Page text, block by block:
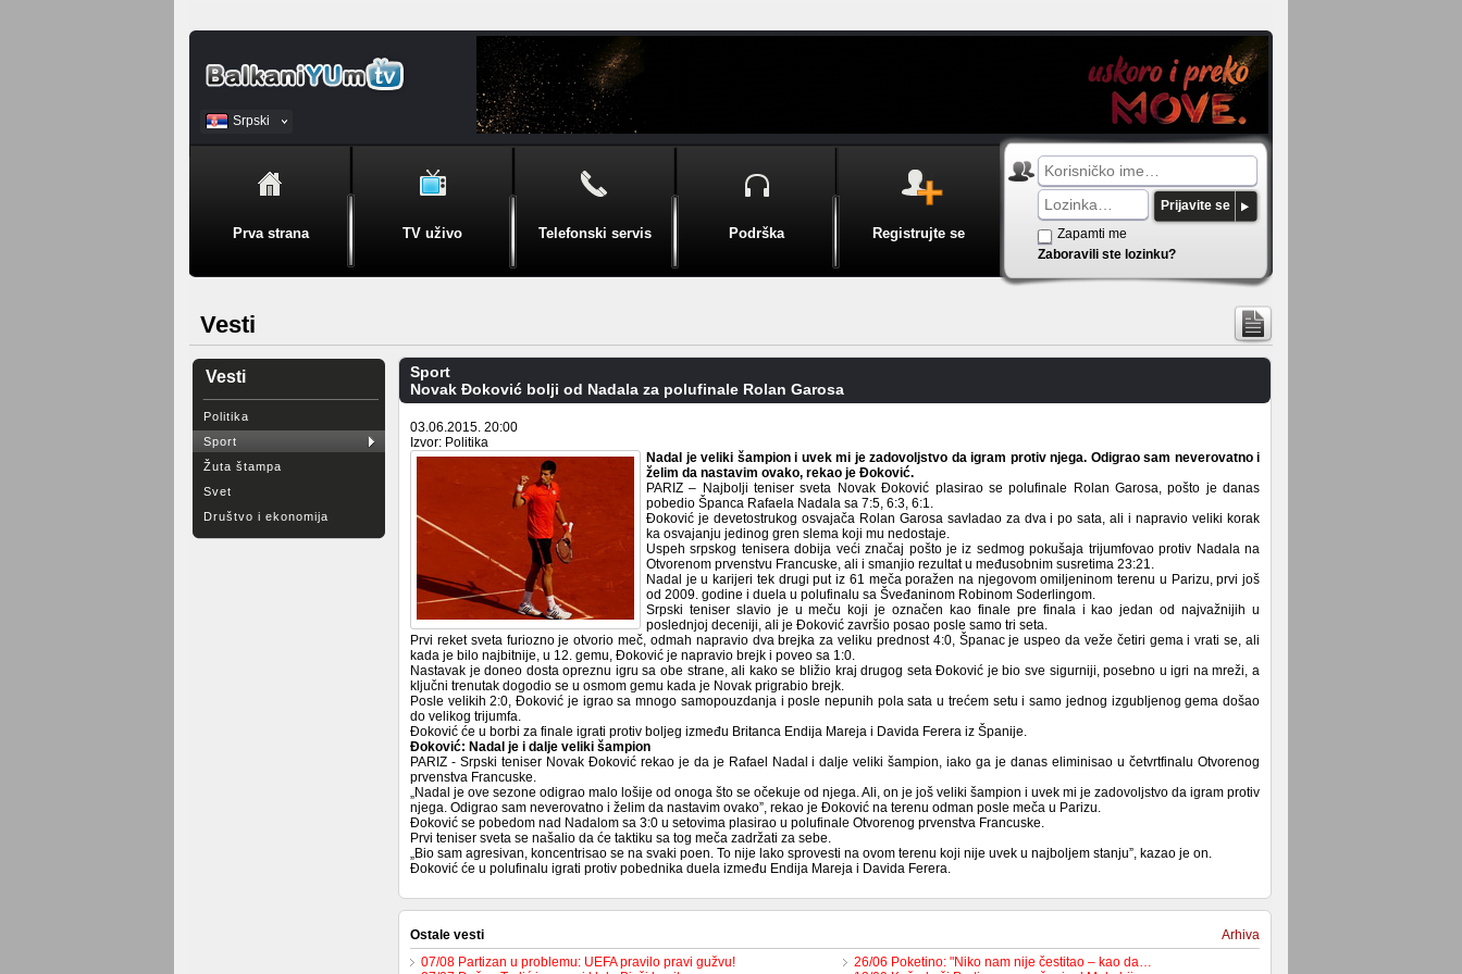
Srpski
BiH
Prva strana TV uživo Telefonski servis Podrška Registrujte se
Prijavite se
Zapamti me
Zaboravili ste lozinku?
Vesti
Vesti
Politika
Sport
Žuta štampa
Svet
Društvo i ekonomija
Sport
Novak Đoković bolji od Nadala za polufinale Rolan Garosa
03.06.2015. 20:00
Izvor: Politika
Nadal je veliki šampion i uvek mi je zadovoljstvo da igram protiv njega. Odigrao sam neverovatno i
želim da nastavim ovako, rekao je Đoković.
PARIZ – Najbolji teniser sveta Novak Đoković plasirao se polufinale Rolan Garosa, pošto je danas
pobedio Španca Rafaela Nadala sa 7:5, 6:3, 6:1.
Đoković je devetostrukog osvajača Rolan Garosa savladao za dva i po sata, ali i napravio veliki korak
ka osvajanju jedinog gren slema koji mu nedostaje.
Uspeh srpskog tenisera dobija veći značaj pošto je iz sedmog pokušaja trijumfovao protiv Nadala na
Otvorenom prvenstvu Francuske, ali i smanjio rezultat u međusobnim susretima 23:21.
Nadal je u karijeri tek drugi put iz 61 meča poražen na njegovom omiljeninom terenu u Parizu, prvi još
od 2009. godine i duela u polufinalu sa Šveđaninom Robinom Soderlingom.
Srpski teniser slavio je u meču koji je označen kao finale pre finala i kao jedan od najvažnijih u
poslednjoj deceniji, ali je Đoković završio posao posle samo tri seta.
Prvi reket sveta furiozno je otvorio meč, odmah napravio dva brejka za veliku prednost 4:0, Španac je uspeo da veže četiri gema i vrati se, ali
kada je bilo najbitnije, u 12. gemu, Đoković je napravio brejk i poveo sa 1:0.
Nastavak je doneo dosta opreznu igru sa obe strane, ali kako se bližio kraj drugog seta Đoković je bio sve sigurniji, posebno u igri na mreži, a
ključni trenutak dogodio se u osmom gemu kada je Novak prigrabio brejk.
Posle velikih 2:0, Đoković je igrao sa mnogo samopouzdanja i posle nepunih pola sata u trećem setu i samo jednog izgubljenog gema došao
do velikog trijumfa.
Đoković će u borbi za finale igrati protiv boljeg između Britanca Endija Mareja i Davida Ferera iz Španije.
Đoković: Nadal je i dalje veliki šampion
PARIZ - Srpski teniser Novak Đoković rekao je da je Rafael Nadal i dalje veliki šampion, iako ga je danas eliminisao u četvrtfinalu Otvorenog
prvenstva Francuske.
„Nadal je ove sezone odigrao malo lošije od onoga što se očekuje od njega. Ali, on je još veliki šampion i uvek mi je zadovoljstvo da igram protiv
njega. Odigrao sam neverovatno i želim da nastavim ovako”, rekao je Đoković na terenu odman posle meča u Parizu.
Đoković se pobedom nad Nadalom sa 3:0 u setovima plasirao u polufinale Otvorenog prvenstva Francuske.
Prvi teniser sveta se našalio da će taktiku sa tog meča zadržati za sebe.
„Bio sam agresivan, koncentrisao se na svaki poen. To nije lako sprovesti na ovom terenu koji nije uvek u najboljem stanju”, kazao je on.
Đoković će u polufinalu igrati protiv pobednika duela između Endija Mareja i Davida Ferera.
Ostale vesti
Arhiva
07/08 Partizan u problemu: UEFA pravilo pravi gužvu!
26/06 Poketino: "Niko nam nije čestitao – kao da…